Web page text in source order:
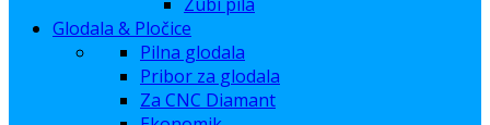
Glodala & Pločice
Pilna glodala
Pribor za glodala
Za CNC Diamant